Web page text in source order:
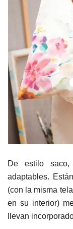
De estilo
adaptables.
(con la misma
en su interior)
llevan